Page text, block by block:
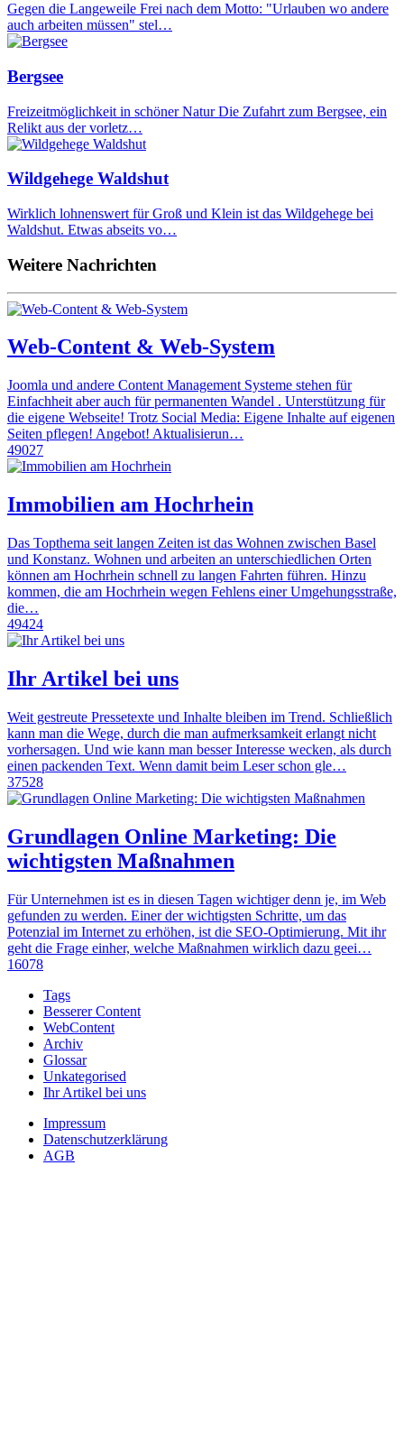
Gegen die Langeweile Frei nach dem Motto: "Urlauben wo andere
auch arbeiten müssen" stel…
Bergsee
Freizeitmöglichkeit in schöner Natur Die Zufahrt zum Bergsee, ein
Relikt aus der vorletz…
Wildgehege Waldshut
Wirklich lohnenswert für Groß und Klein ist das Wildgehege bei
Waldshut. Etwas abseits vo…
Weitere Nachrichten
Web-Content & Web-System
Joomla und andere Content Management Systeme stehen für
Einfachheit aber auch für permanenten Wandel . Unterstützung für
die eigene Webseite! Trotz Social Media: Eigene Inhalte auf eigenen
Seiten pflegen! Angebot! Aktualisierun…
49027
Immobilien am Hochrhein
Das Topthema seit langen Zeiten ist das Wohnen zwischen Basel
und Konstanz. Wohnen und arbeiten an unterschiedlichen Orten
können am Hochrhein schnell zu langen Fahrten führen. Hinzu
kommen, die am Hochrhein wegen Fehlens einer Umgehungsstraße,
die…
49424
Ihr Artikel bei uns
Weit gestreute Pressetexte und Inhalte bleiben im Trend. Schließlich
kann man die Wege, durch die man aufmerksamkeit erlangt nicht
vorhersagen. Und wie kann man besser Interesse wecken, als durch
einen packenden Text. Wenn damit beim Leser schon gle…
37528
Grundlagen Online Marketing: Die
wichtigsten Maßnahmen
Für Unternehmen ist es in diesen Tagen wichtiger denn je, im Web
gefunden zu werden. Einer der wichtigsten Schritte, um das
Potenzial im Internet zu erhöhen, ist die SEO-Optimierung. Mit ihr
geht die Frage einher, welche Maßnahmen wirklich dazu geei…
16078
Tags
Besserer Content
WebContent
Archiv
Glossar
Unkategorised
Ihr Artikel bei uns
Impressum
Datenschutzerklärung
AGB